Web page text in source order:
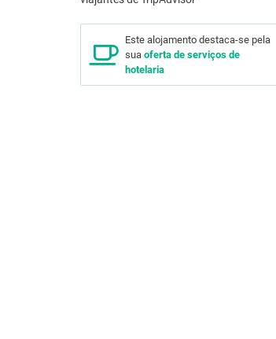
Este alojamento destaca-se pela
sua oferta de serviços de
hotelaria